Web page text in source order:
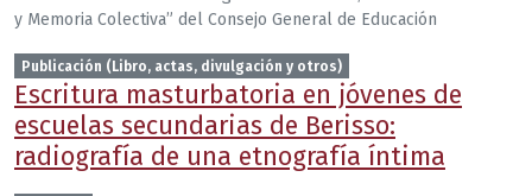
y Memoria Colectiva” del Consejo General de Educación
Publicación (Libro, actas, divulgación y otros)
Escritura masturbatoria en jóvenes de
escuelas secundarias de Berisso:
radiografía de una etnografía íntima